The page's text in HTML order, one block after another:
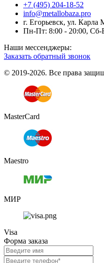
+7 (495) 204-18-52
info@metallobaza.pro
г. Егорьевск, ул. Карла
Пн-Пт: 8:00 - 20:00, Сб-
Наши мессенджеры:
Заказать обратный звонок
© 2019-2026. Все права
MasterCard
Maestro
МИР
Visa
Форма заказа